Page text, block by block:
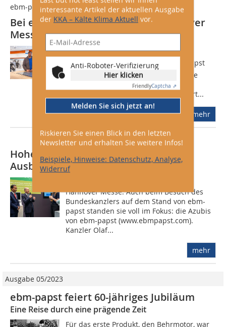
interessante Artikel der aktuellen Ausgabe
der KKA – Kälte Klima Aktuell vor.
Anti-Roboter-Verifizierung
Hier klicken
FriendlyCaptcha ⇗
Melden Sie sich jetzt an!
Riskieren Sie einen Blick in den letzten
Newsletter und erhalten Sie weitere Infos!
Beispiele, Hinweise: Datenschutz, Analyse,
Widerruf
ebm-papst
Bei ebm-papst hatten auf der Hannover
Messe 2023 die Azubis das Sagen
Sie nennen sich Zukunftshelden oder
Future Heroes. Die Azubis bei ebm-papst
(www.ebmpapst.com) wollen Vorurteile
gegenüber einer Berufsausbildung
abbauen und deren hohen Stellenwert...
mehr
Hohe Aufmerksamkeit für
Ausbildungsprojekt
Hannover Messe: Auch beim Besuch des
Bundeskanzlers auf dem Stand von ebm-
papst standen sie voll im Fokus: die Azubis
von ebm-papst (www.ebmpapst.com).
Kanzler Olaf...
mehr
Ausgabe 05/2023
ebm-papst feiert 60-jähriges Jubiläum
Eine Reise durch eine prägende Zeit
Für das erste Produkt, den Behrmotor, war